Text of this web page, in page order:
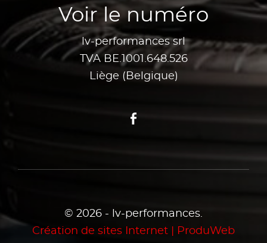
Voir le numéro
lv-performances srl
TVA BE.1001.648.526
Liège (Belgique)
© 2026 - lv-performances.
Création de sites Internet | ProduWeb